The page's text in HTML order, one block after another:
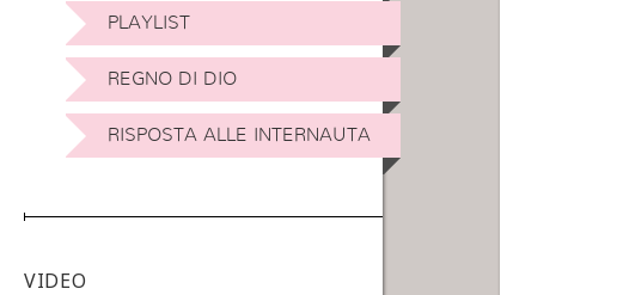
PLAYLIST
REGNO DI DIO
RISPOSTA ALLE INTERNAUTA
VIDEO